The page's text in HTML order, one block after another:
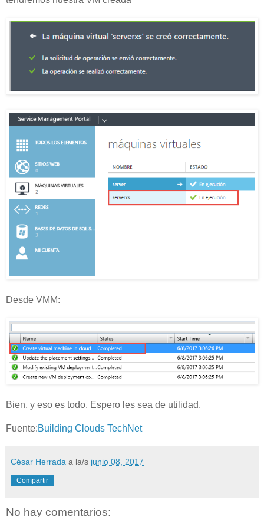
Desde VMM:
Bien, y eso es todo. Espero les sea de utilidad.
Fuente:Building Clouds TechNet
César Herrada a la/s junio 08, 2017
Compartir
No hay comentarios: